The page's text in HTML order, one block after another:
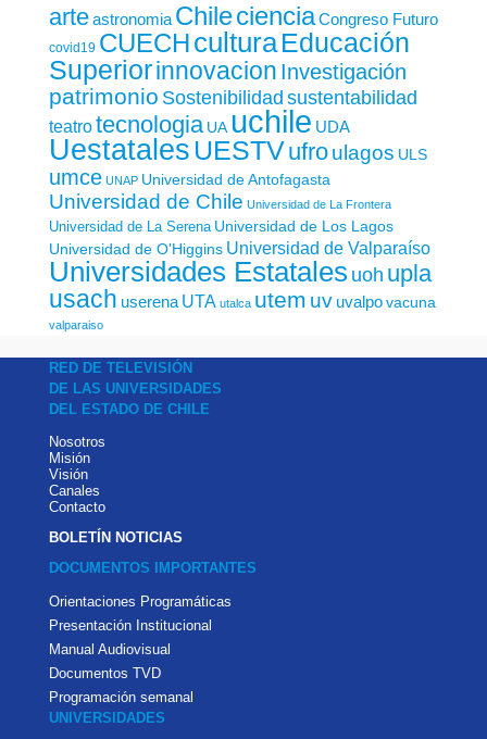
arteastronomia Chileciencia Congreso Futuro
covid19 CUECHculturaEducación
Superiorinnovacion Investigación
patrimonio Sostenibilidad sustentabilidad
teatrotecnologia UA uchile UDA
Uestatales UESTVufroulagos ULS
umce UNAP Universidad de Antofagasta
Universidad de Chile Universidad de La Frontera
Universidad de La Serena Universidad de Los Lagos
Universidad de O'Higgins Universidad de Valparaíso
Universidades Estatales uoh upla
usach userena UTA utalca utem uv uvalpo vacuna
valparaiso
RED DE TELEVISIÓN
DE LAS UNIVERSIDADES
DEL ESTADO DE CHILE
Nosotros
Misión
Visión
Canales
Contacto
BOLETÍN NOTICIAS
DOCUMENTOS IMPORTANTES
Orientaciones Programáticas
Presentación Institucional
Manual Audiovisual
Documentos TVD
Programación semanal
UNIVERSIDADES